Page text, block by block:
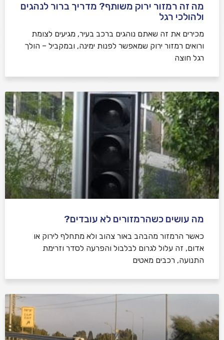
מה זה רמזור ירוק משותף? מדריך ברור לנהגים
ולהולכי רגל
מכירים את זה שאתם נוהגים ברכב בעיר, מגיעים לצומת
ורואים רמזור ירוק שמאפשר לפנות ימינה, ובמקביל – הולך
רגל חוצה
מה עושים כשהרמזורים לא עובדים?
כאשר הרמזור מהבהב באור צהוב ולא מתחלף לירוק או
אדום, זה עלול לגרום לבלבול והפרעה לסדר וזרימת
התנועה, רכבים מאטים